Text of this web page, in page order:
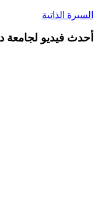
السيرة الذاتية
أحدث فيديو لجامعة